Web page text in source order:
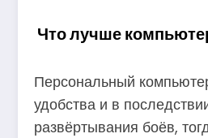
Что лучше
Персональный
удобства и в
развёртывания боёв,